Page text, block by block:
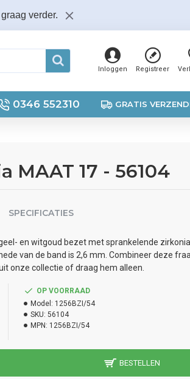
verder.
Inloggen Registreer
0346 552310 GRATIS
MAAT 17 - 56104
SPECIFICATIES
en witgoud bezet met sprankelende
van de band is 2,6 mm. Combineer deze
onze collectie of draag hem alleen.
OP VOORRAAD
Model: 1256BZI/54
SKU: 56104
MPN: 1256BZI/54
BESTELLEN